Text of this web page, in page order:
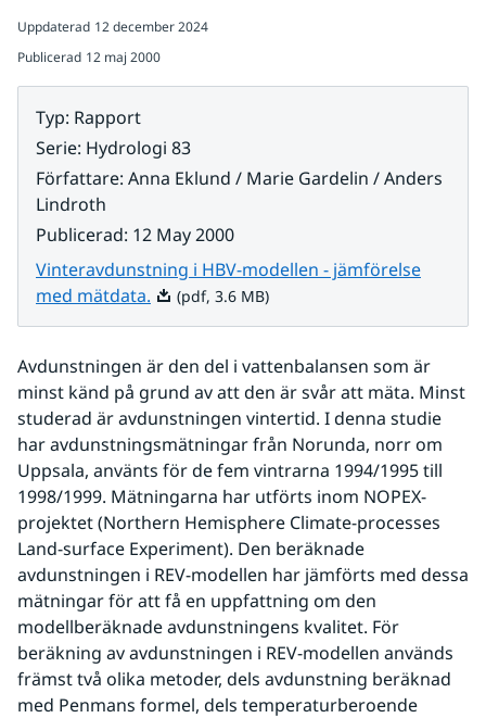
Uppdaterad 12 december 2024
Publicerad 12 maj 2000
Typ: Rapport
Serie: Hydrologi 83
Författare: Anna Eklund / Marie Gardelin / Anders
Lindroth
Publicerad: 12 May 2000
Vinteravdunstning i HBV-modellen - jämförelse
med mätdata. Pdf, 3.6 MB.
(pdf, 3.6 MB)
Avdunstningen är den del i vattenbalansen som är
minst känd på grund av att den är svår att mäta. Minst
studerad är avdunstningen vintertid. I denna studie
har avdunstningsmätningar från Norunda, norr om
Uppsala, använts för de fem vintrarna 1994/1995 till
1998/1999. Mätningarna har utförts inom NOPEX-
projektet (Northern Hemisphere Climate-processes
Land-surface Experiment). Den beräknade
avdunstningen i REV-modellen har jämförts med dessa
mätningar för att få en uppfattning om den
modellberäknade avdunstningens kvalitet. För
beräkning av avdunstningen i REV-modellen används
främst två olika metoder, dels avdunstning beräknad
med Penmans formel, dels temperaturberoende